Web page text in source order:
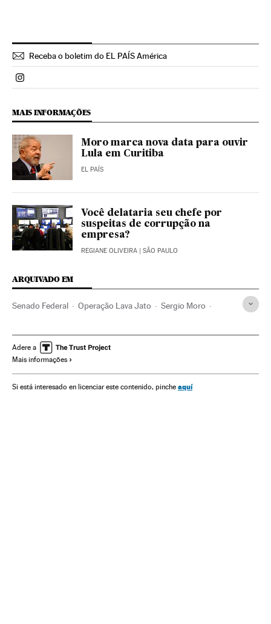
Receba o boletim do EL PAÍS América
Politica El País Brasil en Instagram
MAIS INFORMAÇÕES
Moro marca nova data para ouvir
Lula em Curitiba
EL PAÍS
Você delataria seu chefe por
suspeitas de corrupção na
empresa?
REGIANE OLIVEIRA | SÃO PAULO
ARQUIVADO EM
Senado Federal Operação Lava Jato Sergio Moro
Petrobras Congresso Nacional
Caixa dois Parlamento
Polícia Corrupção Delitos fiscais América do Sul
Adere a
Mais informações
Si está interesado en licenciar este contenido, pinche aquí